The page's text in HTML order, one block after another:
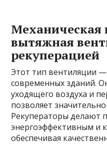
Механическая
вытяжная
рекуперацией
Этот тип вентиляции —
современных зданий.
уходящего воздуха и
позволяет
Рекуператоры делают
энергоэффективным и
обеспечивая